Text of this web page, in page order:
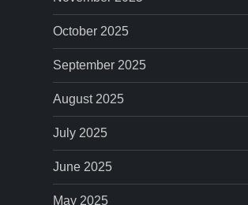
October 2025
September 2025
August 2025
July 2025
June 2025
May 2025